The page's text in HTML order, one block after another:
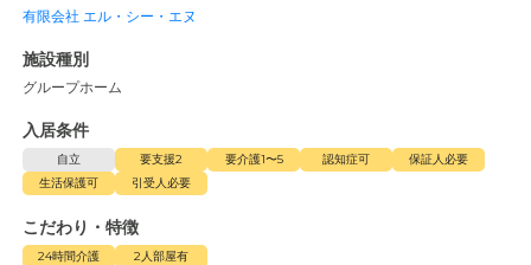
有限会社 エル・シー・エヌ
施設種別
グループホーム
入居条件
自立 要支援2 要介護1〜5 認知症可
保証人必要
生活保護可
引受人必要
こだわり・特徴
24時間介護 2人部屋有